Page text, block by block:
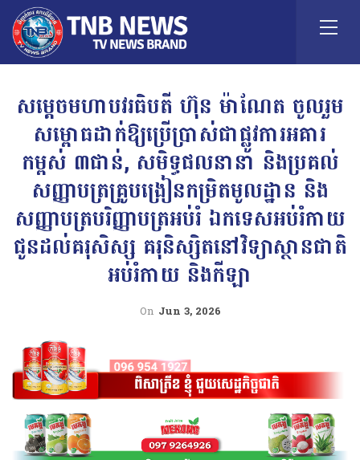
សម្តេចមហាបវរធិបតី ហ៊ុន ម៉ាណែត ចូលរួម
សម្ពោធដាក់ឱ្យប្រើប្រាស់ជាផ្លូវការអគារ
កម្ពស់ ៣ជាន់, សមិទ្ធផលនានា និងប្រគល់
សញ្ញាបត្រគ្រូបង្រៀនកម្រិតមូលដ្ឋាន និង
សញ្ញាបត្របរិញ្ញាបត្រអប់រំ ឯកទេសអប់រំកាយ
ជូនដល់គរុសិស្ស គរុនិស្សិតនៅវិទ្យាស្ថានជាតិ
អប់រំកាយ និងកីឡា
On Jun 3, 2026